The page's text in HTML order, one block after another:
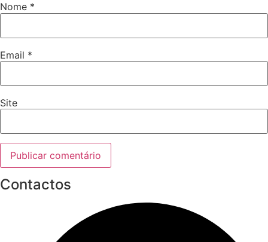
Nome *
Email *
Site
Contactos